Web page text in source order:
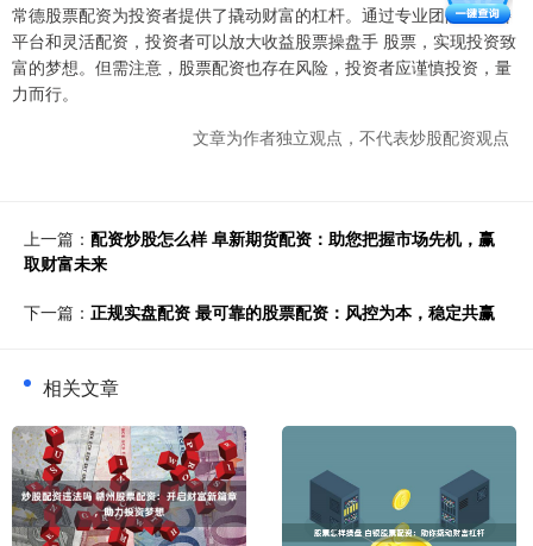
常德股票配资为投资者提供了撬动财富的杠杆。通过专业团队、完善
平台和灵活配资，投资者可以放大收益股票操盘手 股票，实现投资致
富的梦想。但需注意，股票配资也存在风险，投资者应谨慎投资，量
力而行。
文章为作者独立观点，不代表炒股配资观点
上一篇： 配资炒股怎么样 阜新期货配资：助您把握市场先机，赢
取财富未来
下一篇： 正规实盘配资 最可靠的股票配资：风控为本，稳定共赢
相关文章